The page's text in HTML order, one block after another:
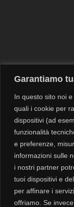
Garantiamo
In questo sito noi
quali i cookie per
dispositivi (ad
funzionalità
e preferenze,
informazioni sulle
i nostri partner
tuoi dispositivi e
per affinare i
offriamo. Se